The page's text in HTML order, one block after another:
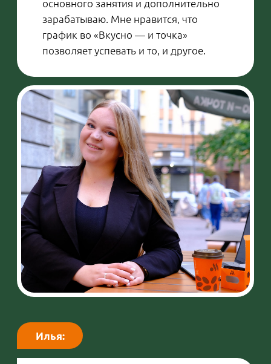
Почему стоит
работать во «Вкусно
— и точка»?